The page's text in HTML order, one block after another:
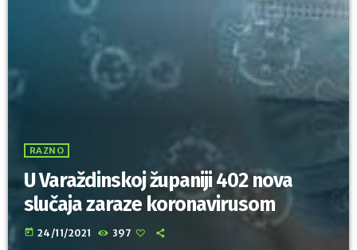
RAZNO
U Varaždinskoj županiji 402 nova
slučaja zaraze koronavirusom
today 24/11/2021 397